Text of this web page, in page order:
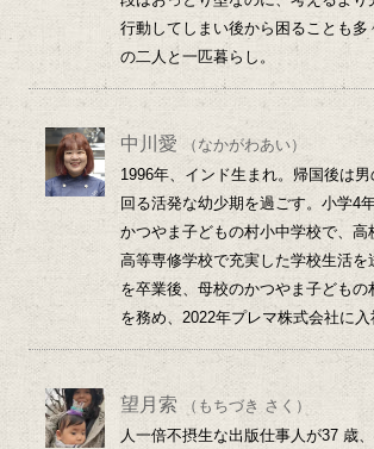
行動してしまい後から困ることも多
の二人と一匹暮らし。
中川愛
（なかがわあい）
1996年、インド生まれ。帰国後は
回る活発な幼少期を過ごす。小学4
かつやま子どもの村小中学校で、高
高等専修学校で充実した学校生活を
を卒業後、母校のかつやま子どもの
を務め、2022年プレマ株式会社に入
望月索
（もちづき さく）
人一倍不摂生な出版仕事人が37 歳